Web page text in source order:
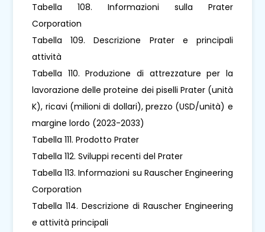
Tabella 108. Informazioni sulla Prater
Corporation
Tabella 109. Descrizione Prater e principali
attività
Tabella 110. Produzione di attrezzature per la
lavorazione delle proteine ​​dei piselli Prater (unità
K), ricavi (milioni di dollari), prezzo (USD/unità) e
margine lordo (2023-2033)
Tabella 111. Prodotto Prater
Tabella 112. Sviluppi recenti del Prater
Tabella 113. Informazioni su Rauscher Engineering
Corporation
Tabella 114. Descrizione di Rauscher Engineering
e attività principali